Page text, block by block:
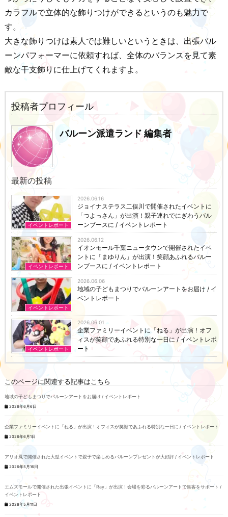
カラフルで立体的な飾りつけができるというのも魅力で
す。
大きな飾りつけは素人では難しいというときは、出張バル
ーンパフォーマーに依頼すれば、全体のバランスを見て素
敵な干支飾りに仕上げてくれますよ。
投稿者プロフィール
バルーン派遣ランド 編集者
最新の投稿
イベントレポート
2026.06.16
ジョイナステラス二俣川で開催されたイベントに
「つよっさん」が出演！親子連れでにぎわうバル
ーンブースに / イベントレポート
イベントレポート
2026.06.12
イオンモール千葉ニュータウンで開催されたイベ
ントに「まゆりん」が出演！笑顔あふれるバルー
ンブースに / イベントレポート
イベントレポート
2026.06.06
地域の子どもまつりでバルーンアートをお届け / イ
ベントレポート
イベントレポート
2026.06.01
企業ファミリーイベントに「ねる」が出演！オフ
ィスが笑顔であふれる特別な一日に / イベントレポ
ート
このページに関連する記事はこちら
地域の子どもまつりでバルーンアートをお届け / イベントレポート
2026年6月6日
企業ファミリーイベントに「ねる」が出演！オフィスが笑顔であふれる特別な一日に / イベントレポート
2026年6月1日
アリオ鳳で開催された大型イベントで親子で楽しめるバルーンプレゼントが大好評 / イベントレポート
2026年5月16日
エムズモールで開催された出張イベントに「Ray」が出演！会場を彩るバルーンアートで集客をサポート /
イベントレポート
2026年5月11日